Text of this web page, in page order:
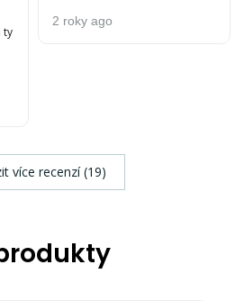
ty
2 roky ago
více recenzí (19)